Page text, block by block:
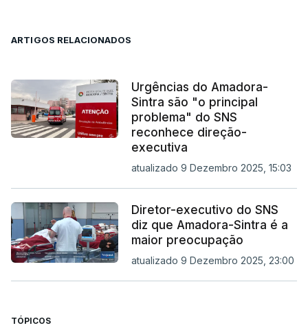
ARTIGOS RELACIONADOS
Urgências do Amadora-
Sintra são "o principal
problema" do SNS
reconhece direção-
executiva
atualizado 9 Dezembro 2025, 15:03
Diretor-executivo do SNS
diz que Amadora-Sintra é a
maior preocupação
atualizado 9 Dezembro 2025, 23:00
TÓPICOS